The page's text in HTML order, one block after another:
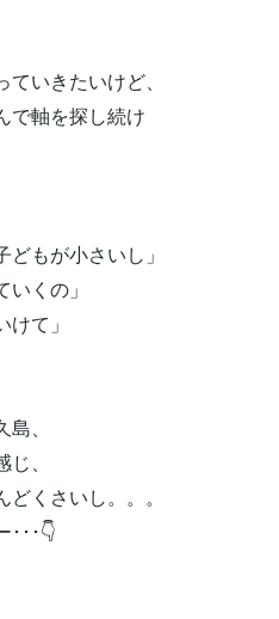
いきたいけど、
で軸を探し続け
もが小さいし」
くの」
て」
、
、
くさいし。。。
･･👇